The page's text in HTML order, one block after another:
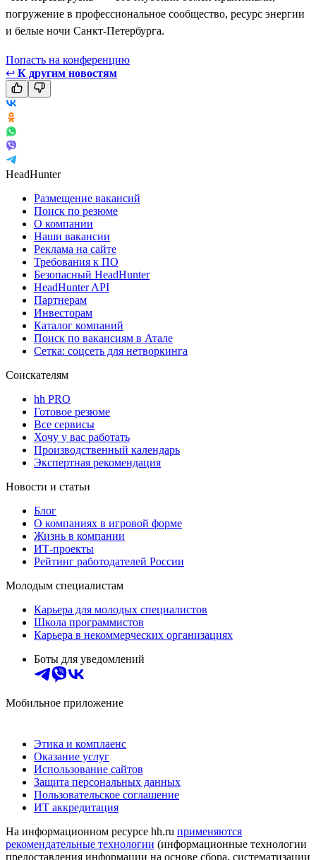
погружение в профессиональное сообщество, ресурс энергии
и белые ночи Санкт-Петербурга.
Попасть на конференцию
↩ К другим новостям
HeadHunter
Размещение вакансий
Поиск по резюме
О компании
Наши вакансии
Реклама на сайте
Требования к ПО
Безопасный HeadHunter
HeadHunter API
Партнерам
Инвесторам
Каталог компаний
Поиск по вакансиям в Атале
Сетка: соцсеть для нетворкинга
Соискателям
hh PRO
Готовое резюме
Все сервисы
Хочу у вас работать
Производственный календарь
Экспертная рекомендация
Новости и статьи
Блог
О компаниях в игровой форме
Жизнь в компании
ИТ-проекты
Рейтинг работодателей России
Молодым специалистам
Карьера для молодых специалистов
Школа программистов
Карьера в некоммерческих организациях
Боты для уведомлений
Мобильное приложение
Этика и комплаенс
Оказание услуг
Использование сайтов
Защита персональных данных
Пользовательское соглашение
ИТ аккредитация
На информационном ресурсе hh.ru применяются
рекомендательные технологии (информационные технологии
предоставления информации на основе сбора, систематизации